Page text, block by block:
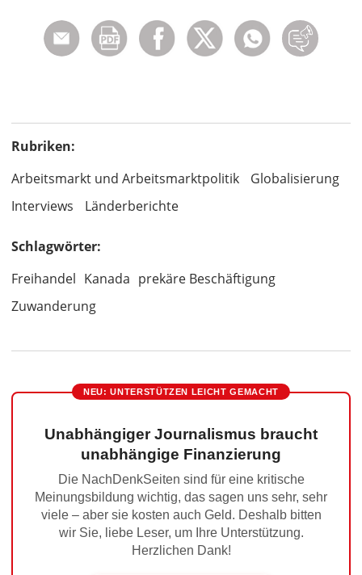
Rubriken:
Arbeitsmarkt und Arbeitsmarktpolitik
Globalisierung
Interviews
Länderberichte
Schlagwörter:
Freihandel Kanada prekäre Beschäftigung
Zuwanderung
NEU: UNTERSTÜTZEN LEICHT GEMACHT
Unabhängiger Journalismus braucht
unabhängige Finanzierung
Die NachDenkSeiten sind für eine kritische
Meinungsbildung wichtig, das sagen uns sehr, sehr
viele – aber sie kosten auch Geld. Deshalb bitten
wir Sie, liebe Leser, um Ihre Unterstützung.
Herzlichen Dank!